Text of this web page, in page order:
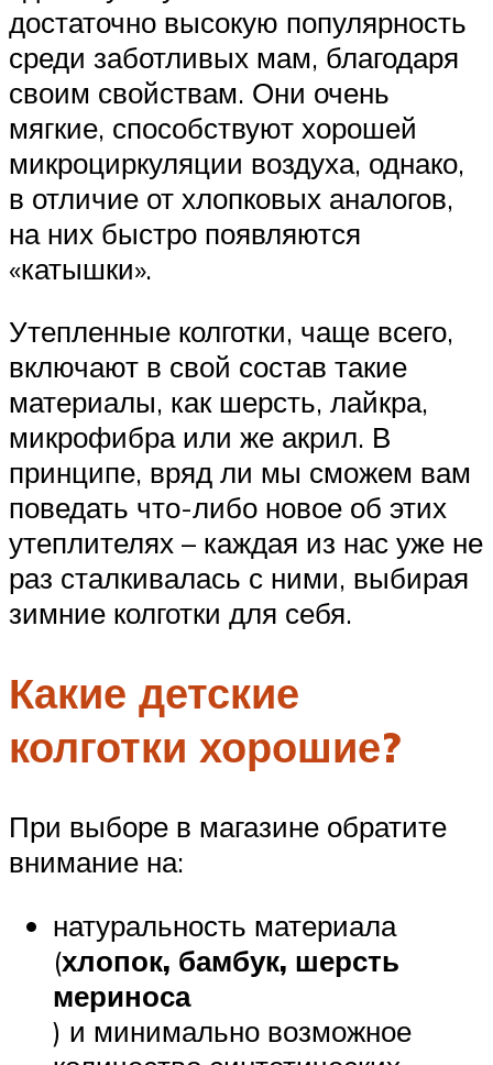
достаточно высокую популярность
среди заботливых мам, благодаря
своим свойствам. Они очень
мягкие, способствуют хорошей
микроциркуляции воздуха, однако,
в отличие от хлопковых аналогов,
на них быстро появляются
«катышки».
Утепленные колготки, чаще всего,
включают в свой состав такие
материалы, как шерсть, лайкра,
микрофибра или же акрил. В
принципе, вряд ли мы сможем вам
поведать что-либо новое об этих
утеплителях – каждая из нас уже не
раз сталкивалась с ними, выбирая
зимние колготки для себя.
Какие детские
колготки хорошие?
При выборе в магазине обратите
внимание на:
натуральность материала
(хлопок, бамбук, шерсть
мериноса
) и минимально возможное